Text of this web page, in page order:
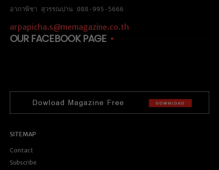
อาภาพิชา สุวรรณปาน 088-995-5666
arpapicha.s@memagazine.co.th
OUR FACEBOOK PAGE
SITEMAP
Contact
Subscribe